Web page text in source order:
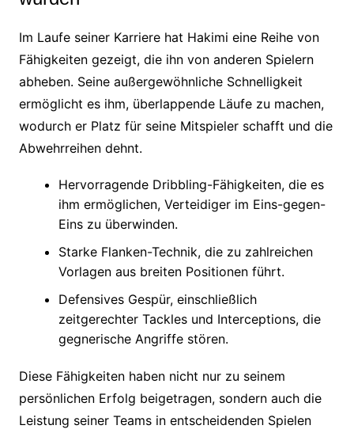
Im Laufe seiner Karriere hat Hakimi eine Reihe von
Fähigkeiten gezeigt, die ihn von anderen Spielern
abheben. Seine außergewöhnliche Schnelligkeit
ermöglicht es ihm, überlappende Läufe zu machen,
wodurch er Platz für seine Mitspieler schafft und die
Abwehrreihen dehnt.
Hervorragende Dribbling-Fähigkeiten, die es
ihm ermöglichen, Verteidiger im Eins-gegen-
Eins zu überwinden.
Starke Flanken-Technik, die zu zahlreichen
Vorlagen aus breiten Positionen führt.
Defensives Gespür, einschließlich
zeitgerechter Tackles und Interceptions, die
gegnerische Angriffe stören.
Diese Fähigkeiten haben nicht nur zu seinem
persönlichen Erfolg beigetragen, sondern auch die
Leistung seiner Teams in entscheidenden Spielen